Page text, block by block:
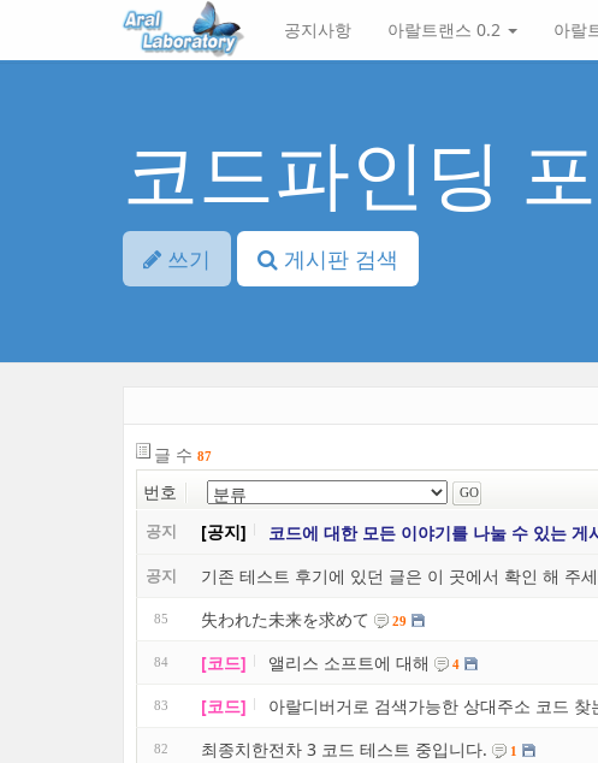
바
메
뉴
토
공지사항 아랄트랜스 0.2 아랄
코드파인딩
쓰기 게시판 검색
글 수 87
번호
공지 [공지] 코드에 대한 모든 이야기를 나눌 수 있는 게
공지 기존 테스트 후기에 있던 글은 이 곳에서 확인 해 주
85 失われた未来を求めて 29
84 [코드] 앨리스 소프트에 대해 4
83 [코드] 아랄디버거로 검색가능한 상대주소 코드 찾
82 최종치한전차 3 코드 테스트 중입니다. 1